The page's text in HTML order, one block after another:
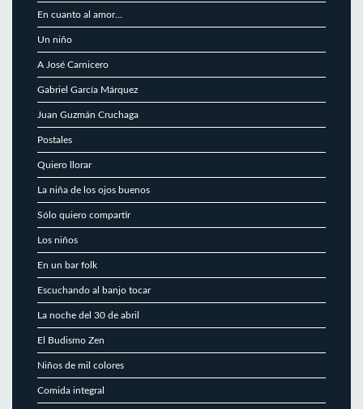
En cuanto al amor…
Un niño
A José Carnicero
Gabriel García Márquez
Juan Guzmán Cruchaga
Postales
Quiero llorar
La niña de los ojos buenos
Sólo quiero compartir
Los niños
En un bar folk
Escuchando al banjo tocar
La noche del 30 de abril
El Budismo Zen
Niños de mil colores
Comida integral